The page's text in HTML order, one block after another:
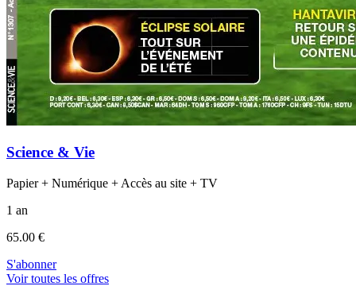
Science & Vie
Papier + Numérique + Accès au site + TV
1 an
65.00 €
S'abonner
Voir toutes les offres